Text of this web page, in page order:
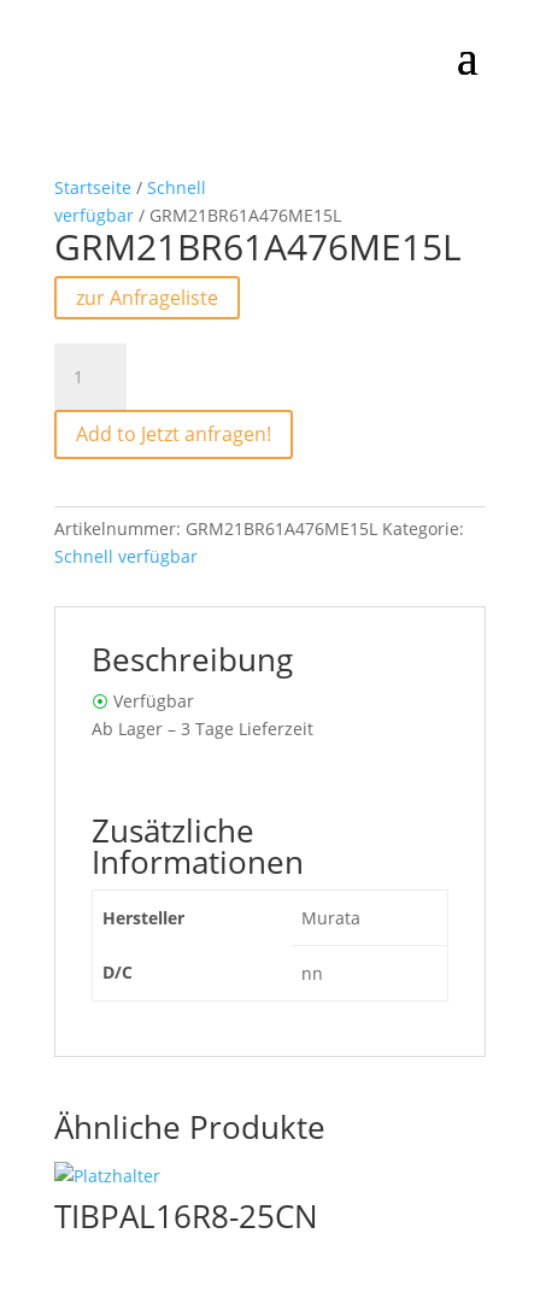
Startseite / Schnell
verfügbar/ GRM21BR61A476ME15L
GRM21BR61A476ME15L
zur Anfrageliste
Menge
Add to Jetzt anfragen!
Artikelnummer: GRM21BR61A476ME15L Kategorie:
Schnell verfügbar
Beschreibung
⦿ Verfügbar
Ab Lager – 3 Tage Lieferzeit
Zusätzliche
Informationen
Hersteller Murata
D/C nn
Ähnliche Produkte
TIBPAL16R8-25CN